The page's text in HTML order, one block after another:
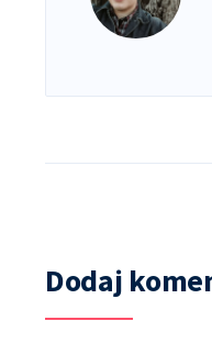
Dodaj